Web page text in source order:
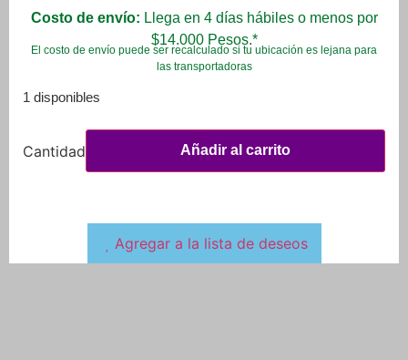
Costo de envío: Llega en 4 días hábiles o menos por
$14.000 Pesos.*
El costo de envío puede ser recalculado si tu ubicación es lejana para
las transportadoras
1 disponibles
Añadir al carrito
Agregar a la lista de deseos